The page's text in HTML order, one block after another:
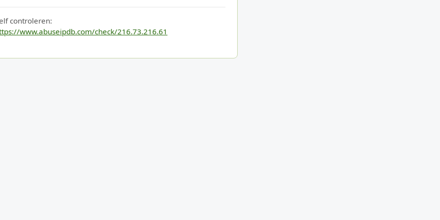
controleren:
www.abuseipdb.com/check/216.73.216.61